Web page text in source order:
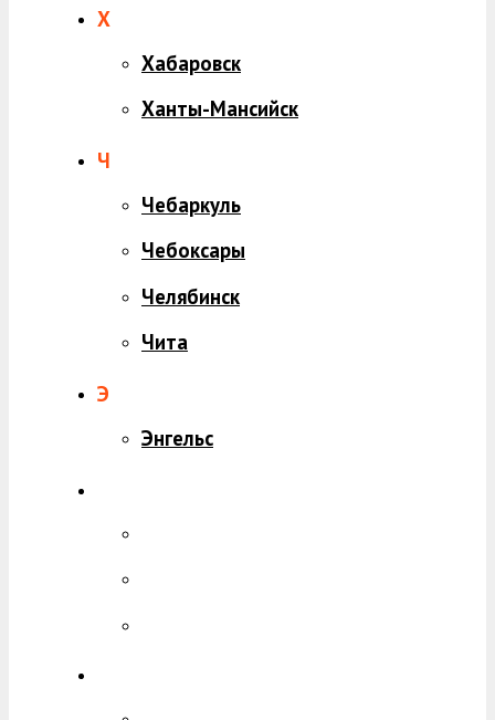
Х
Хабаровск
Ханты-Мансийск
Ч
Чебаркуль
Чебоксары
Челябинск
Чита
Э
Энгельс